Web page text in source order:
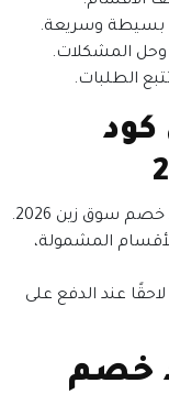
بسيطة وسريعة.
وحل المشكلات.
الطلبات.
سوق زين 2026.
المشمولة،
عند الدفع على
خصم